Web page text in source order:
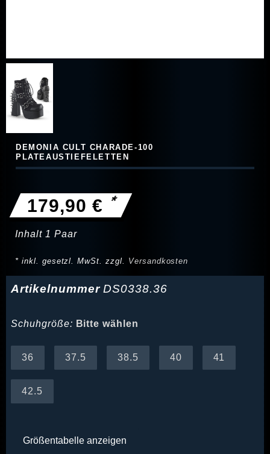
DEMONIA CULT CHARADE-100
PLATEAUSTIEFELETTEN
179,90 € *
Inhalt 1 Paar
* inkl. gesetzl. MwSt. zzgl. Versandkosten
ArtikelnummerDS0338.36
Schuhgröße: Bitte wählen
36 37.5 38.5 40 41
42.5
Größentabelle anzeigen